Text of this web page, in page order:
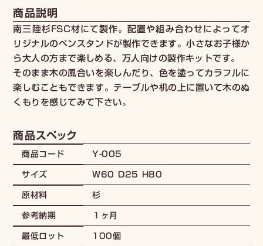
商品説明
南三陸杉FSC材にて製作。配置や組み合わせによってオ
リジナルのペンスタンドが製作できます。小さなお子様か
ら大人の方まで楽しめる、万人向けの製作キットです。
そのまま木の風合いを楽しんだり、色を塗ってカラフルに
楽しむこともできます。テーブルや机の上に置いて木のぬ
くもりを感じてみて下さい。
商品スペック
商品コード
Y-005
サイズ
W60 D25 H80
原材料
杉
参考納期
１ヶ月
最低ロット
100個